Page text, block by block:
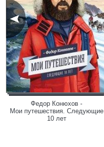
Федор Конюхов -
Мои путешествия. Следующие
10 лет